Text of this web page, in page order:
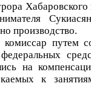
производство.
путем
на
к